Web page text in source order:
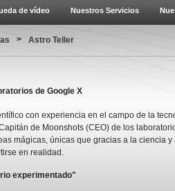
de vídeo Nuestros Servicios
> Astro Teller
de Google X
con experiencia en el campo de la
de Moonshots (CEO) de los
mágicas, únicas que gracias a la ciencia y
en realidad.
experimentado"